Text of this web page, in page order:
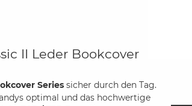
II Leder Bookcover
Series sicher durch den Tag.
optimal und das hochwertige